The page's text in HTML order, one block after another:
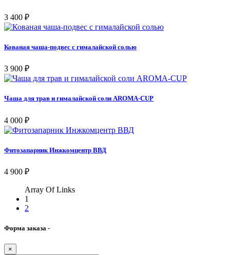
3 400 ₽
Кованая чаша-подвес с гималайской солью
3 900 ₽
Чаша для трав и гималайской соли AROMA-CUP
4 000 ₽
Фитозапарник Инжкомцентр ВВД
4 900 ₽
Array Of Links
1
2
Форма заказа -
×